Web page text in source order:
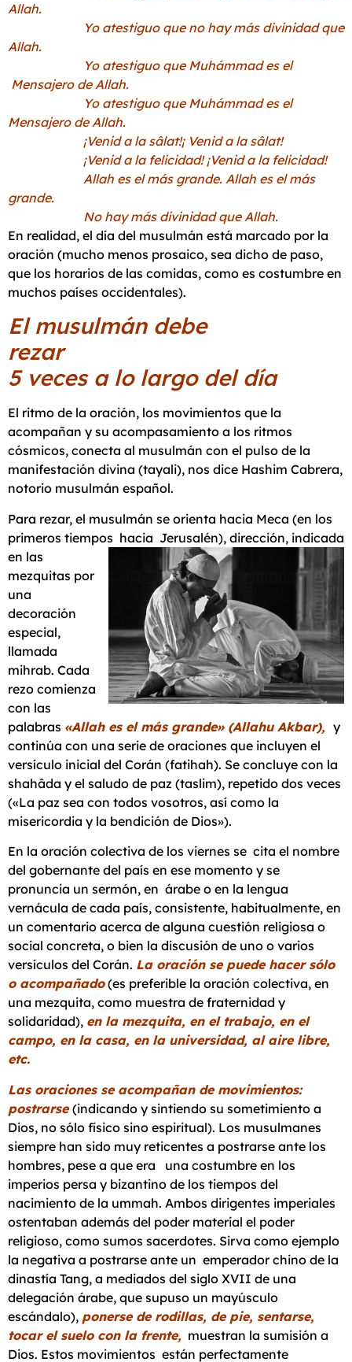
Allah.
Yo atestiguo que no hay más divinidad que
Allah.
Yo atestiguo que Muhámmad es el
Mensajero de Allah.
Yo atestiguo que Muhámmad es el
Mensajero de Allah.
¡Venid a la sâlat!¡ Venid a la sâlat!
¡Venid a la felicidad! ¡Venid a la felicidad!
Allah es el más grande. Allah es el más
grande.
No hay más divinidad que Allah.
En realidad, el día del musulmán está marcado por la
oración (mucho menos prosaico, sea dicho de paso,
que los horarios de las comidas, como es costumbre en
muchos países occidentales).
El musulmán debe
5 veces a lo largo del día
El ritmo de la oración, los movimientos que la
acompañan y su acompasamiento a los ritmos
cósmicos, conecta al musulmán con el pulso de la
manifestación divina (tayali), nos dice Hashim Cabrera,
notorio musulmán español.
Para rezar, el musulmán se orienta hacia Meca (en los
primeros tiempos hacia Jerusalén), dirección, indicada
en las
mezquitas por
una
decoración
especial,
llamada
mihrab. Cada
rezo comienza
con las
palabras «Allah es el más grande» (Allahu Akbar), y
continúa con una serie de oraciones que incluyen el
versículo inicial del Corán (fatihah). Se concluye con la
shahâda y el saludo de paz (taslim), repetido dos veces
(«La paz sea con todos vosotros, así como la
misericordia y la bendición de Dios»).
En la oración colectiva de los viernes se cita el nombre
del gobernante del país en ese momento y se
pronuncia un sermón, en árabe o en la lengua
vernácula de cada país, consistente, habitualmente, en
un comentario acerca de alguna cuestión religiosa o
social concreta, o bien la discusión de uno o varios
versículos del Corán. La oración se puede hacer sólo
o acompañado(es preferible la oración colectiva, en
una mezquita, como muestra de fraternidad y
solidaridad), en la mezquita, en el trabajo, en el
campo, en la casa, en la universidad, al aire libre,
etc.
Las oraciones se acompañan de movimientos:
postrarse (indicando y sintiendo su sometimiento a
Dios, no sólo físico sino espiritual). Los musulmanes
siempre han sido muy reticentes a postrarse ante los
hombres, pese a que era una costumbre en los
imperios persa y bizantino de los tiempos del
nacimiento de la ummah. Ambos dirigentes imperiales
ostentaban además del poder material el poder
religioso, como sumos sacerdotes. Sirva como ejemplo
la negativa a postrarse ante un emperador chino de la
dinastía Tang, a mediados del siglo XVII de una
delegación árabe, que supuso un mayúsculo
escándalo), ponerse de rodillas, de pie, sentarse,
tocar el suelo con la frente, muestran la sumisión a
Dios. Estos movimientos están perfectamente